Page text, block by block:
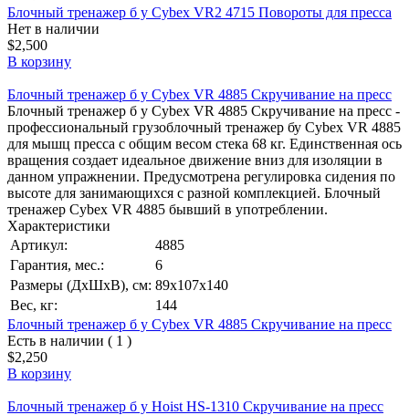
Блочный тренажер б у Cybex VR2 4715 Повороты для пресса
Нет в наличии
$2,500
В корзину
Блочный тренажер б у Cybex VR 4885 Скручивание на пресс
Блочный тренажер б у Cybex VR 4885 Скручивание на пресс -
профессиональный грузоблочный тренажер бу Cybex VR 4885
для мышц пресса с общим весом стека 68 кг. Единственная ось
вращения создает идеальное движение вниз для изоляции в
данном упражнении. Предусмотрена регулировка сидения по
высоте для занимающихся с разной комплекцией. Блочный
тренажер Cybex VR 4885 бывший в употреблении.
Характеристики
Артикул:
4885
Гарантия, мес.:
6
Размеры (ДхШхВ), см: 89х107х140
Вес, кг:
144
Блочный тренажер б у Cybex VR 4885 Скручивание на пресс
Есть в наличии ( 1 )
$2,250
В корзину
Блочный тренажер б у Hoist HS-1310 Скручивание на пресс